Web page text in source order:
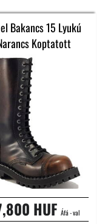
Bakancs 15 Lyukú
Koptatott
HUF Áfá - val